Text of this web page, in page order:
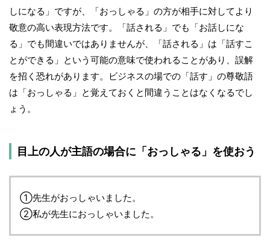
しになる」ですが、「おっしゃる」の方が相手に対してより
敬意の高い表現方法です。「話される」でも「お話しにな
る」でも間違いではありませんが、「話される」は「話すこ
とができる」という可能の意味で使われることがあり、誤解
を招く恐れがあります。ビジネスの場での「話す」の尊敬語
は「おっしゃる」と覚えておくと間違うことはなくなるでし
ょう。
目上の人が主語の場合に「おっしゃる」を使おう
①先生がおっしゃいました。
②私が先生におっしゃいました。